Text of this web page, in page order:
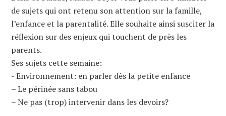
de sujets qui ont retenu son attention sur la famille,
l’enfance et la parentalité. Elle souhaite ainsi susciter la
réflexion sur des enjeux qui touchent de près les
parents.
Ses sujets cette semaine:
- Environnement: en parler dès la petite enfance
– Le périnée sans tabou
– Ne pas (trop) intervenir dans les devoirs?